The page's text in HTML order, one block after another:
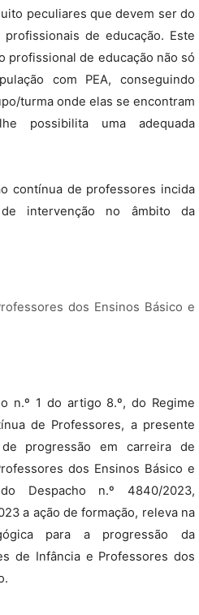
peculiares que devem ser do
de educação. Este
profissional de educação não só
com PEA, conseguindo
turma onde elas se encontram
possibilita uma adequada
contínua de professores incida
intervenção no âmbito da
dos Ensinos Básico e
n.º 1 do artigo 8.º, do Regime
de Professores, a presente
progressão em carreira de
dos Ensinos Básico e
Despacho n.º 4840/2023,
a ação de formação, releva na
para a progressão da
de Infância e Professores dos